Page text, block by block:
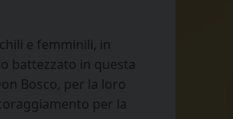
e femminili, in
battezzato in questa
Bosco, per la loro
per la